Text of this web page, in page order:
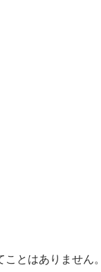
とはありません。